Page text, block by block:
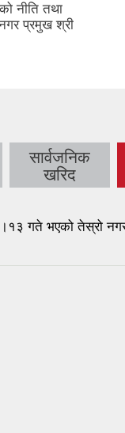
नीति तथा
प्रमुख श्री
सार्वजनिक
खरिद
गते भएको तेस्रो नगर